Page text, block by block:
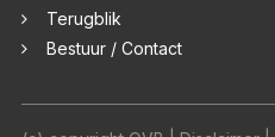
Terugblik
Bestuur / Contact